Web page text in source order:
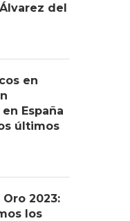
del
en
España
últimos
2023:
los